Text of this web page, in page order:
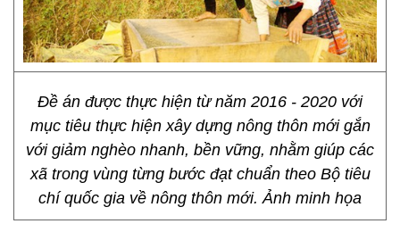
Đề án được thực hiện từ năm 2016 - 2020 với
mục tiêu thực hiện xây dựng nông thôn mới gắn
với giảm nghèo nhanh, bền vững, nhằm giúp các
xã trong vùng từng bước đạt chuẩn theo Bộ tiêu
chí quốc gia về nông thôn mới. Ảnh minh họa